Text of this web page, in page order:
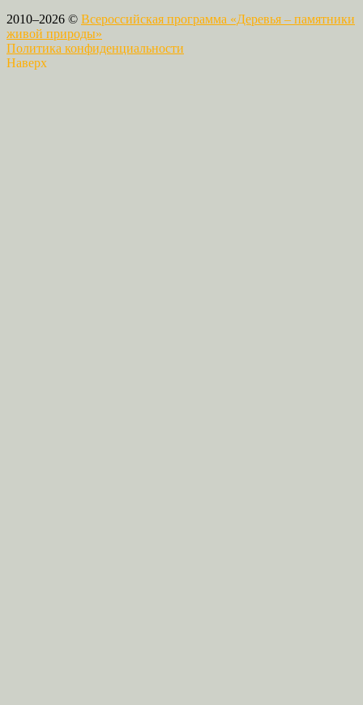
2010–2026 © Всероссийская программа «Деревья – памятники
живой природы»
Политика конфиденциальности
Наверх